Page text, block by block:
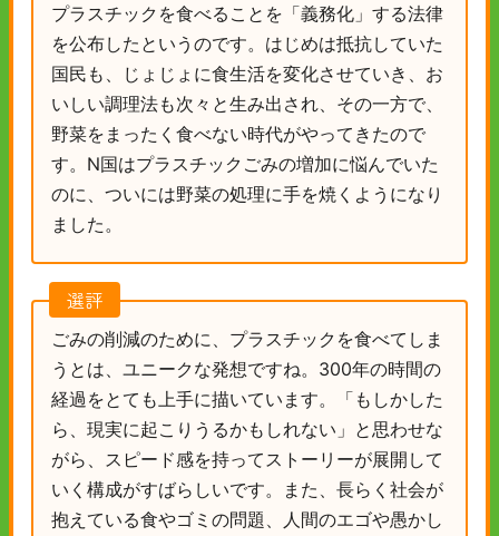
プラスチックを食べることを「義務化」する法律
を公布したというのです。はじめは抵抗していた
国民も、じょじょに食生活を変化させていき、お
いしい調理法も次々と生み出され、その一方で、
野菜をまったく食べない時代がやってきたので
す。N国はプラスチックごみの増加に悩んでいた
のに、ついには野菜の処理に手を焼くようになり
ました。
選評
ごみの削減のために、プラスチックを食べてしま
うとは、ユニークな発想ですね。300年の時間の
経過をとても上手に描いています。「もしかした
ら、現実に起こりうるかもしれない」と思わせな
がら、スピード感を持ってストーリーが展開して
いく構成がすばらしいです。また、長らく社会が
抱えている食やゴミの問題、人間のエゴや愚かし